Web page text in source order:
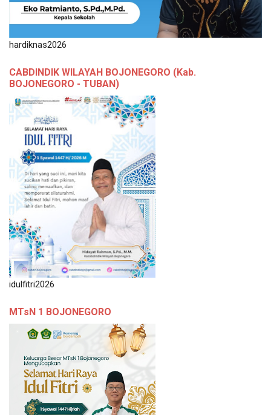
hardiknas2026
CABDINDIK WILAYAH BOJONEGORO (Kab.
BOJONEGORO - TUBAN)
idulfitri2026
MTsN 1 BOJONEGORO